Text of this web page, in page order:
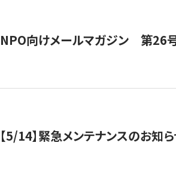
NPO向けメールマガジン 第26
【5/14】緊急メンテナンスのお知